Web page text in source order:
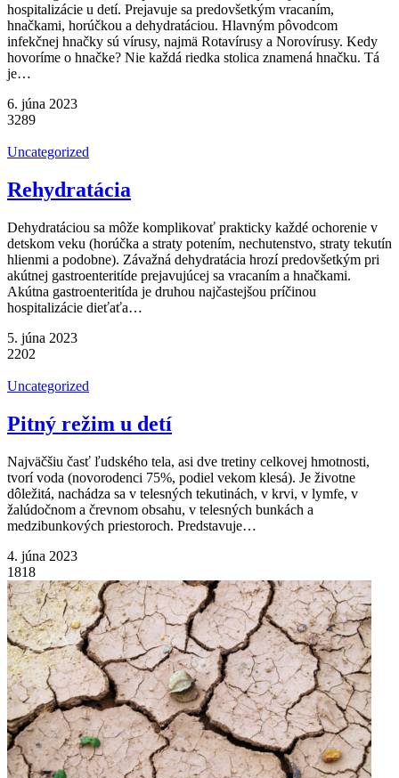
hospitalizácie u detí. Prejavuje sa predovšetkým vracaním,
hnačkami, horúčkou a dehydratáciou. Hlavným pôvodcom
infekčnej hnačky sú vírusy, najmä Rotavírusy a Norovírusy. Kedy
hovoríme o hnačke? Nie každá riedka stolica znamená hnačku. Tá
je…
6. júna 2023
3289
Uncategorized
Rehydratácia
Dehydratáciou sa môže komplikovať prakticky každé ochorenie v
detskom veku (horúčka a straty potením, nechutenstvo, straty tekutín
hlienmi a podobne). Závažná dehydratácia hrozí predovšetkým pri
akútnej gastroenteritíde prejavujúcej sa vracaním a hnačkami.
Akútna gastroenteritída je druhou najčastejšou príčinou
hospitalizácie dieťaťa…
5. júna 2023
2202
Uncategorized
Pitný režim u detí
Najväčšiu časť ľudského tela, asi dve tretiny celkovej hmotnosti,
tvorí voda (novorodenci 75%, podiel vekom klesá). Je životne
dôležitá, nachádza sa v telesných tekutinách, v krvi, v lymfe, v
žalúdočnom a črevnom obsahu, v telesných bunkách a
medzibunkových priestoroch. Predstavuje…
4. júna 2023
1818